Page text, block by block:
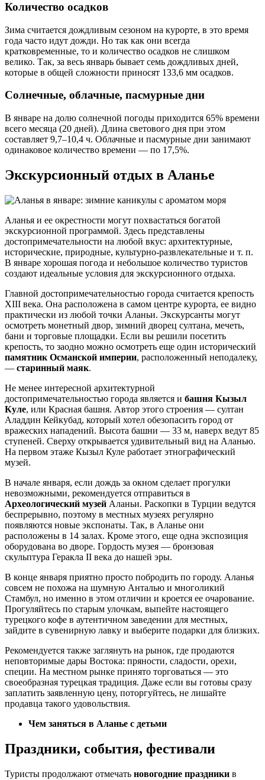
Количество осадков
Зима считается дождливым сезоном на курорте, в это время
года часто идут дожди. Но так как они всегда
кратковременные, то и количество осадков не слишком
велико. Так, за весь январь бывает семь дождливых дней,
которые в общей сложности приносят 133,6 мм осадков.
Солнечные, облачные, пасмурные дни
В январе на долю солнечной погоды приходится 65% времени
всего месяца (20 дней). Длина светового дня при этом
составляет 9,7–10,4 ч. Облачные и пасмурные дни занимают
одинаковое количество времени — по 17,5%.
Экскурсионный отдых в Аланье
Аланья и ее окрестности могут похвастаться богатой
экскурсионной программой. Здесь представлены
достопримечательности на любой вкус: архитектурные,
исторические, природные, культурно-развлекательные и т. п.
В январе хорошая погода и небольшое количество туристов
создают идеальные условия для экскурсионного отдыха.
Главной достопримечательностью города считается крепость
XIII века. Она расположена в самом центре курорта, ее видно
практически из любой точки Аланьи. Экскурсанты могут
осмотреть монетный двор, зимний дворец султана, мечеть,
бани и торговые площадки. Если вы решили посетить
крепость, то заодно можно осмотреть еще один исторический
памятник Османской империи, расположенный неподалеку,
— старинный маяк.
Не менее интересной архитектурной
достопримечательностью города является и башня Кызыл
Куле, или Красная башня. Автор этого строения — султан
Аладдин Кейкубад, который хотел обезопасить город от
вражеских нападений. Высота башни — 33 м, наверх ведут 85
ступеней. Сверху открывается удивительный вид на Аланью.
На первом этаже Кызыл Куле работает этнографический
музей.
В начале января, если дождь за окном сделает прогулки
невозможными, рекомендуется отправиться в
Археологический музей Аланьи. Раскопки в Турции ведутся
беспрерывно, поэтому в местных музеях регулярно
появляются новые экспонаты. Так, в Аланье они
расположены в 14 залах. Кроме этого, еще одна экспозиция
оборудована во дворе. Гордость музея — бронзовая
скульптура Геракла II века до нашей эры.
В конце января приятно просто побродить по городу. Аланья
совсем не похожа на шумную Анталью и многоликий
Стамбул, но именно в этом отличии и кроется ее очарование.
Прогуляйтесь по старым улочкам, выпейте настоящего
турецкого кофе в аутентичном заведении для местных,
зайдите в сувенирную лавку и выберите подарки для близких.
Рекомендуется также заглянуть на рынок, где продаются
неповторимые дары Востока: пряности, сладости, орехи,
специи. На местном рынке принято торговаться — это
своеобразная турецкая традиция. Даже если вы готовы сразу
заплатить заявленную цену, поторгуйтесь, не лишайте
продавца такого удовольствия.
Чем заняться в Аланье с детьми
Праздники, события, фестивали
Туристы продолжают отмечать новогодние праздники в